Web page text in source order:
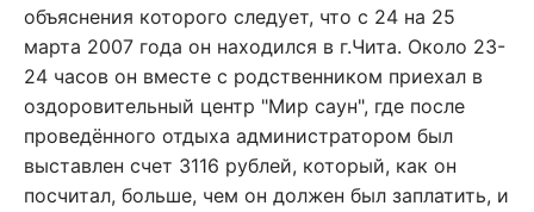
объяснения которого следует, что с 24 на 25
марта 2007 года он находился в г.Чита. Около 23-
24 часов он вместе с родственником приехал в
оздоровительный центр "Мир саун", где после
проведённого отдыха администратором был
выставлен счет 3116 рублей, который, как он
посчитал, больше, чем он должен был заплатить, и